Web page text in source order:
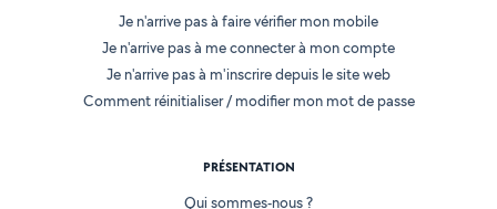
Je n'arrive pas à faire vérifier mon mobile
Je n'arrive pas à me connecter à mon compte
Je n'arrive pas à m'inscrire depuis le site web
Comment réinitialiser / modifier mon mot de passe
PRÉSENTATION
Qui sommes-nous ?